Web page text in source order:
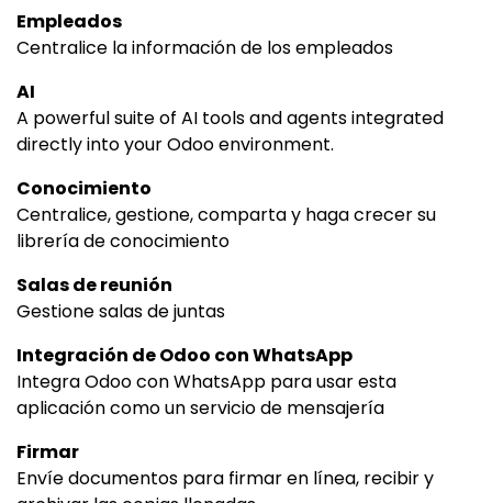
Empleados
Centralice la información de los empleados
AI
A powerful suite of AI tools and agents integrated
directly into your Odoo environment.
Conocimiento
Centralice, gestione, comparta y haga crecer su
librería de conocimiento
Salas de reunión
Gestione salas de juntas
Integración de Odoo con WhatsApp
Integra Odoo con WhatsApp para usar esta
aplicación como un servicio de mensajería
Firmar
Envíe documentos para firmar en línea, recibir y